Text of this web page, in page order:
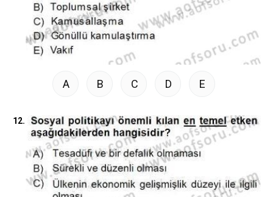
A B C D E
12.